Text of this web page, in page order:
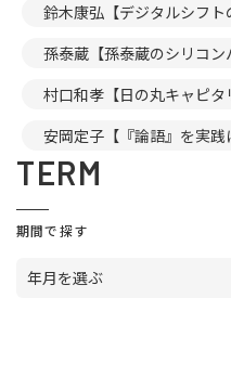
鈴木康弘【デジタルシフト
孫泰蔵【孫泰蔵のシリコン
村口和孝【日の丸キャピタ
安岡定子【『論語』を実践
TERM
期間で探す
年月を選ぶ